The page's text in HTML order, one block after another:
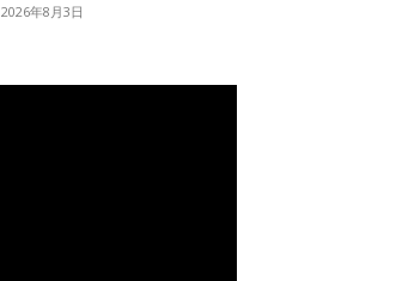
2026年8月3日